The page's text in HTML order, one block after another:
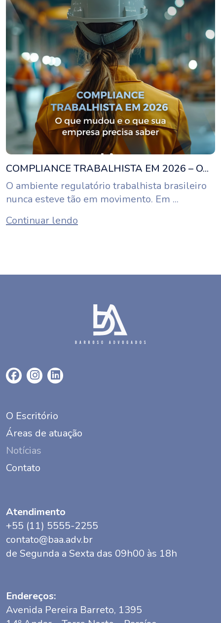
COMPLIANCE TRABALHISTA EM 2026 – O...
O ambiente regulatório trabalhista brasileiro
nunca esteve tão em movimento. Em ...
Continuar lendo
O Escritório
Áreas de atuação
Notícias
Contato
Atendimento
+55 (11) 5555-2255
contato@baa.adv.br
de Segunda a Sexta das 09h00 às 18h
Endereços:
Avenida Pereira Barreto, 1395